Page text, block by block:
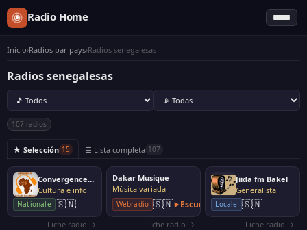
Radio Home
Inicio›Radios par pays›Radios senegalesas
Radios senegalesas
107 radios
★ Selección 15 ☰ Lista completa 107
Convergence FM
Cultura e info
Nationale 🇸🇳
Fiche radio →
Dakar Musique
Música variada
Webradio 🇸🇳 Escuchar
Fiche radio →
Jiida fm Bakel
Generalista
Locale 🇸🇳
Fiche radio →